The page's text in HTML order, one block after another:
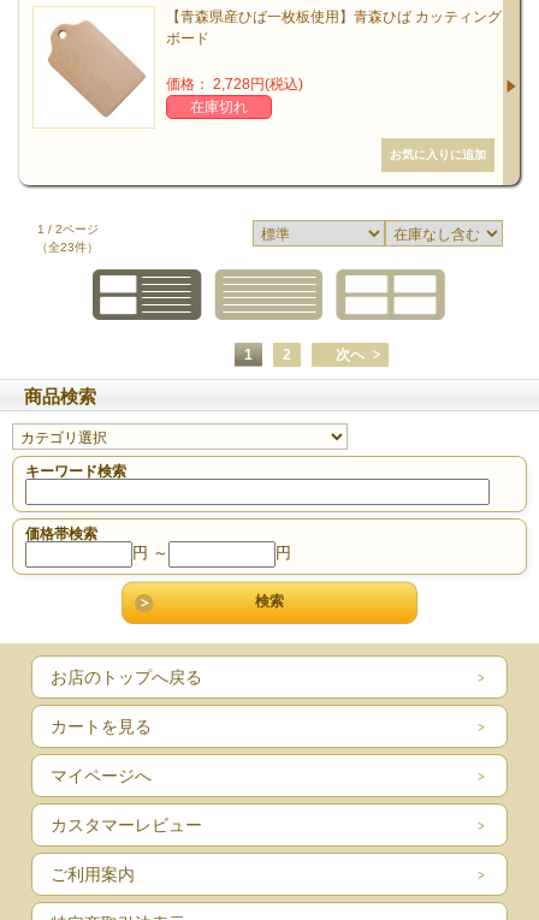
【青森県産ひば一枚板使用】青森ひば カッティング
ボード
価格： 2,728円(税込)
在庫切れ
1 / 2ページ
（全23件）
1 2 次へ
商品検索
キーワード検索
価格帯検索
円 ～ 円
お店のトップへ戻る
カートを見る
マイページへ
カスタマーレビュー
ご利用案内